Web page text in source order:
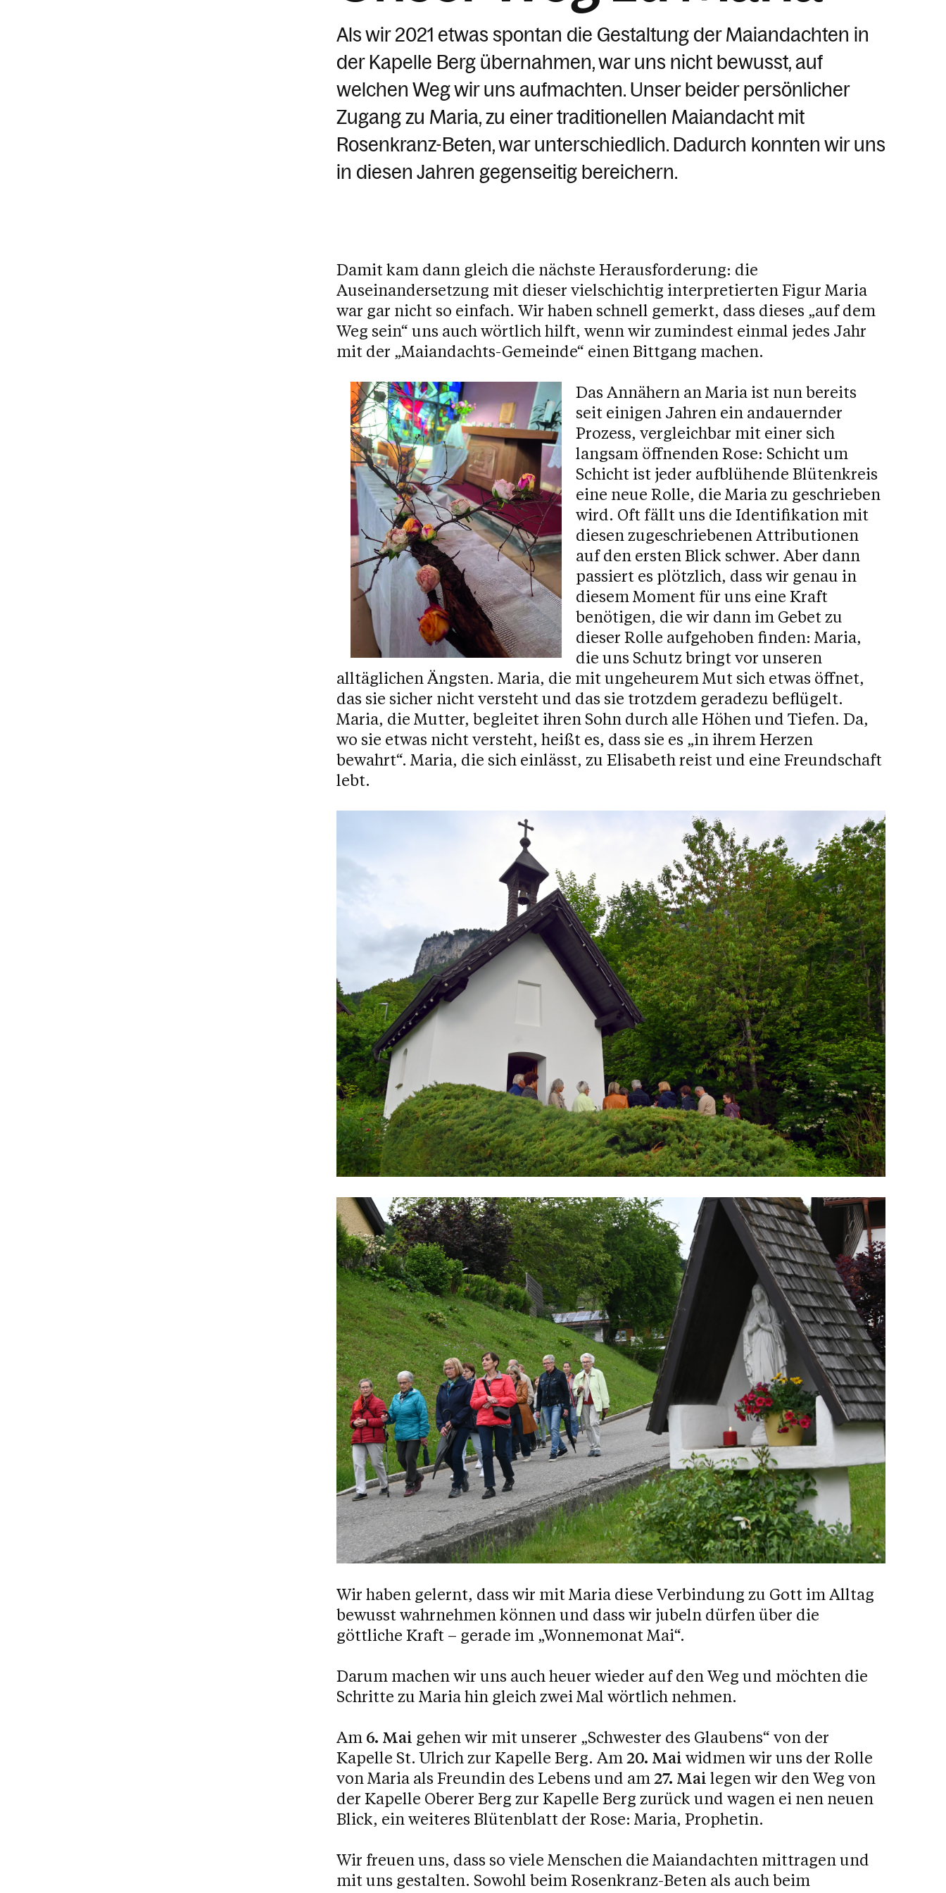
Als wir 2021 etwas spontan die Gestaltung der Maiandachten in
der Kapelle Berg übernahmen, war uns nicht bewusst, auf
welchen Weg wir uns aufmachten. Unser beider persönlicher
Zugang zu Maria, zu einer traditionellen Maiandacht mit
Rosenkranz-Beten, war unterschiedlich. Dadurch konnten wir uns
in diesen Jahren gegenseitig bereichern.
Damit kam dann gleich die nächste Herausforderung: die
Auseinandersetzung mit dieser vielschichtig interpretierten Figur Maria
war gar nicht so einfach. Wir haben schnell gemerkt, dass dieses „auf dem
Weg sein“ uns auch wörtlich hilft, wenn wir zumindest einmal jedes Jahr
mit der „Maiandachts-Gemeinde“ einen Bittgang machen.
Das Annähern an Maria ist nun bereits
seit einigen Jahren ein andauernder
Prozess, vergleichbar mit einer sich
langsam öffnenden Rose: Schicht um
Schicht ist jeder aufblühende Blütenkreis
eine neue Rolle, die Maria zu geschrieben
wird. Oft fällt uns die Identifikation mit
diesen zugeschriebenen Attributionen
auf den ersten Blick schwer. Aber dann
passiert es plötzlich, dass wir genau in
diesem Moment für uns eine Kraft
benötigen, die wir dann im Gebet zu
dieser Rolle aufgehoben finden: Maria,
die uns Schutz bringt vor unseren
alltäglichen Ängsten. Maria, die mit ungeheurem Mut sich etwas öffnet,
das sie sicher nicht versteht und das sie trotzdem geradezu beflügelt.
Maria, die Mutter, begleitet ihren Sohn durch alle Höhen und Tiefen. Da,
wo sie etwas nicht versteht, heißt es, dass sie es „in ihrem Herzen
bewahrt“. Maria, die sich einlässt, zu Elisabeth reist und eine Freundschaft
lebt.
Wir haben gelernt, dass wir mit Maria diese Verbindung zu Gott im Alltag
bewusst wahrnehmen können und dass wir jubeln dürfen über die
göttliche Kraft – gerade im „Wonnemonat Mai“.
Darum machen wir uns auch heuer wieder auf den Weg und möchten die
Schritte zu Maria hin gleich zwei Mal wörtlich nehmen.
Am 6. Mai gehen wir mit unserer „Schwester des Glaubens“ von der
Kapelle St. Ulrich zur Kapelle Berg. Am20. Mai widmen wir uns der Rolle
von Maria als Freundin des Lebens und am27. Mai legen wir den Weg von
der Kapelle Oberer Berg zur Kapelle Berg zurück und wagen ei nen neuen
Blick, ein weiteres Blütenblatt der Rose: Maria, Prophetin.
Wir freuen uns, dass so viele Menschen die Maiandachten mittragen und
mit uns gestalten. Sowohl beim Rosenkranz-Beten als auch beim